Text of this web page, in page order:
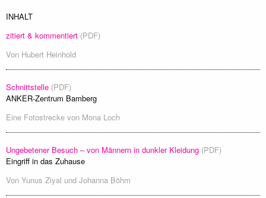
INHALT
zitiert & kommentiert (PDF)
Von Hubert Heinhold
Schnittstelle (PDF)
ANKER-Zentrum Bamberg
Eine Fotostrecke von Mona Loch
Ungebetener Besuch – von Männern in dunkler Kleidung (PDF)
Eingriff in das Zuhause
Von Yunus Ziyal und Johanna Böhm